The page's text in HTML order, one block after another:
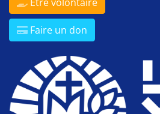
Faire un don